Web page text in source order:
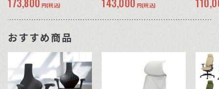
円(税込) 円(税込)
おすすめ商品